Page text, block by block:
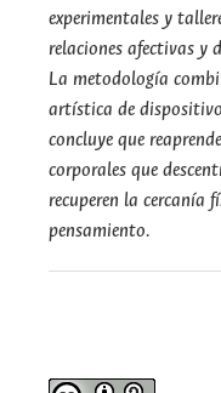
experimentales y
relaciones afectivas y
La metodología
artística de
concluye que
corporales que
recuperen la cercanía
pensamiento.